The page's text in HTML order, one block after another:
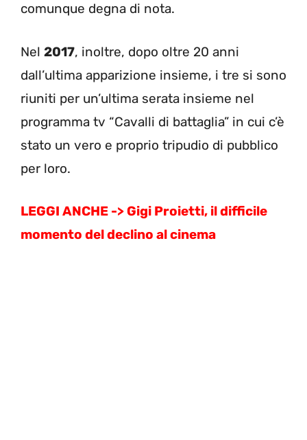
comunque degna di nota.
Nel 2017, inoltre, dopo oltre 20 anni
dall’ultima apparizione insieme, i tre si sono
riuniti per un’ultima serata insieme nel
programma tv “Cavalli di battaglia” in cui c’è
stato un vero e proprio tripudio di pubblico
per loro.
LEGGI ANCHE ->Gigi Proietti, il difficile
momento del declino al cinema